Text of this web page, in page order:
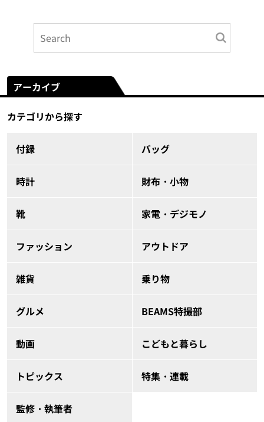
アーカイブ
カテゴリから探す
付録 バッグ
時計 財布・小物
靴 家電・デジモノ
ファッション アウトドア
雑貨 乗り物
グルメ BEAMS特撮部
動画 こどもと暮らし
トピックス 特集・連載
監修・執筆者